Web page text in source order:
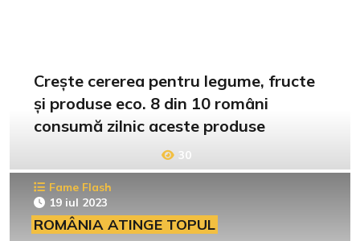
Crește cererea pentru legume, fructe
și produse eco. 8 din 10 români
consumă zilnic aceste produse
30
Fame Flash
19 iul 2023
ROMÂNIA ATINGE TOPUL